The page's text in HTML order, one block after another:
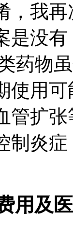
，我
是没
药物
使用
管扩
制炎
用及